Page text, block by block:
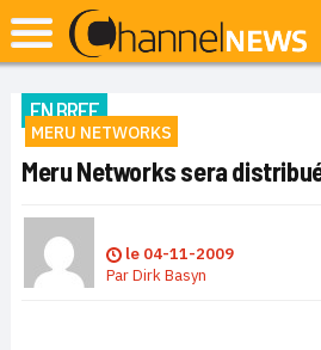
EN BREF
MERU NETWORKS
Meru Networks sera
le 04-11-2009
ParDirk Basyn